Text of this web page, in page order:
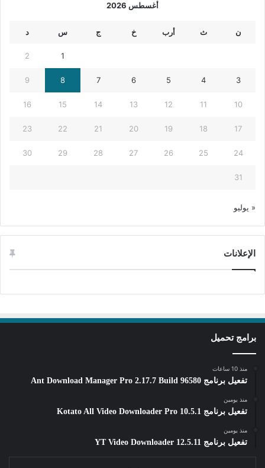
أغسطس 2026
ن ث أرب خ ج س د
1
2
3
4
5
6
7
8
9
10
11
12
13
14
15
16
17
18
19
20
21
22
23
24
25
26
27
28
29
30
31
« يوليو
الإعلانات
برامج تحميل
منذ 10 ساعات
تفعيل برنامج Ant Download Manager Pro 2.17.7 Build 96580
منذ يومين
تفعيل برنامج Kotato All Video Downloader Pro 10.5.1
منذ يومين
تفعيل برنامج YT Video Downloader 12.5.11